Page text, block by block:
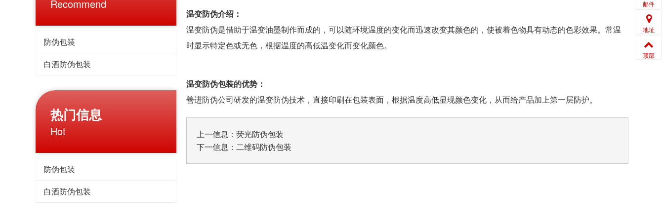
Recommend
防伪包装
白酒防伪包装
热门信息
Hot
防伪包装
白酒防伪包装
温变防伪介绍：
温变防伪是借助于温变油墨制作而成的，可以随环境温度的变化而迅速改变其颜色的，使被着色物具有动态的色彩效果。常温
时显示特定色或无色，根据温度的高低温变化而变化颜色。
温变防伪包装的优势：
善进防伪公司研发的温变防伪技术，直接印刷在包装表面，根据温度高低显现颜色变化，从而给产品加上第一层防护。
上一信息： 荧光防伪包装
下一信息： 二维码防伪包装
邮件
地址
顶部